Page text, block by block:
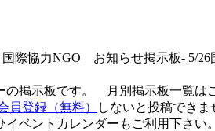
国際協力NGO お知らせ掲示板- 5/26
の掲示板です。 月別掲示板一覧
員登録（無料）
しないと投稿できま
ベントカレンダーもご利用下さい